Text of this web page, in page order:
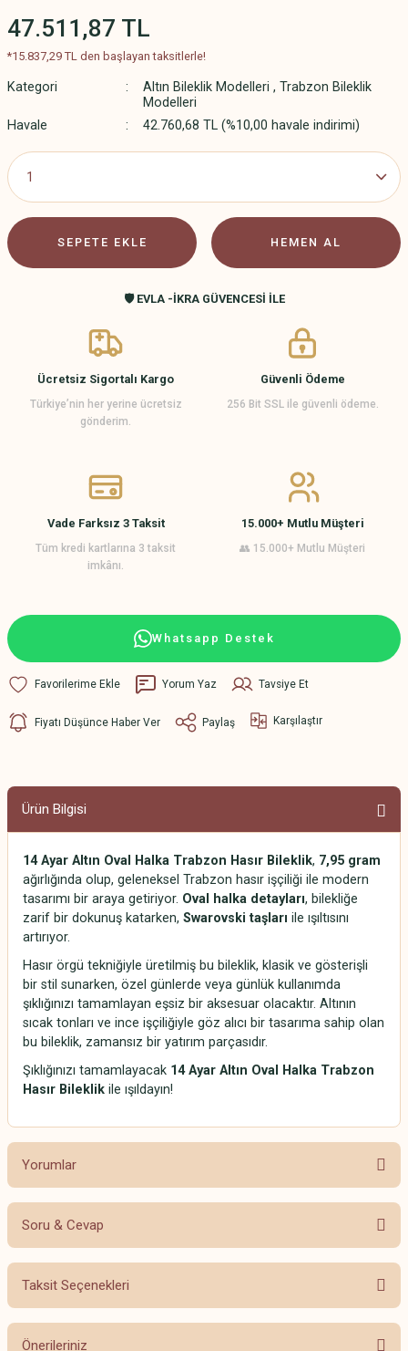
47.511,87 TL
*15.837,29 TL den başlayan taksitlerle!
Kategori Altın Bileklik Modelleri , Trabzon Bileklik
Modelleri
Havale
42.760,68 TL (%10,00 havale indirimi)
SEPETE EKLE HEMEN AL
🛡️ EVLA -İKRA GÜVENCESİ İLE
Ücretsiz Sigortalı Kargo
Türkiye’nin her yerine ücretsiz
gönderim.
Güvenli Ödeme
256 Bit SSL ile güvenli ödeme.
Vade Farksız 3 Taksit
Tüm kredi kartlarına 3 taksit
imkânı.
15.000+ Mutlu Müşteri
👥 15.000+ Mutlu Müşteri
Whatsapp Destek
Yorum Yaz Tavsiye Et
Fiyatı Düşünce Haber Ver Paylaş Karşılaştır
Ürün Bilgisi
14 Ayar Altın Oval Halka Trabzon Hasır Bileklik, 7,95 gram
ağırlığında olup, geleneksel Trabzon hasır işçiliği ile modern
tasarımı bir araya getiriyor. Oval halka detayları, bilekliğe
zarif bir dokunuş katarken, Swarovski taşları ile ışıltısını
artırıyor.
Hasır örgü tekniğiyle üretilmiş bu bileklik, klasik ve gösterişli
bir stil sunarken, özel günlerde veya günlük kullanımda
şıklığınızı tamamlayan eşsiz bir aksesuar olacaktır. Altının
sıcak tonları ve ince işçiliğiyle göz alıcı bir tasarıma sahip olan
bu bileklik, zamansız bir yatırım parçasıdır.
Şıklığınızı tamamlayacak 14 Ayar Altın Oval Halka Trabzon
Hasır Bileklik ile ışıldayın!
Yorumlar
Bu ürüne ilk yorumu siz yapın!
Soru & Cevap
Ürün hakkında henüz soru sorulmamış.
Taksit Seçenekleri
Önerileriniz